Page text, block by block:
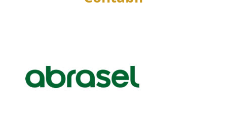
right